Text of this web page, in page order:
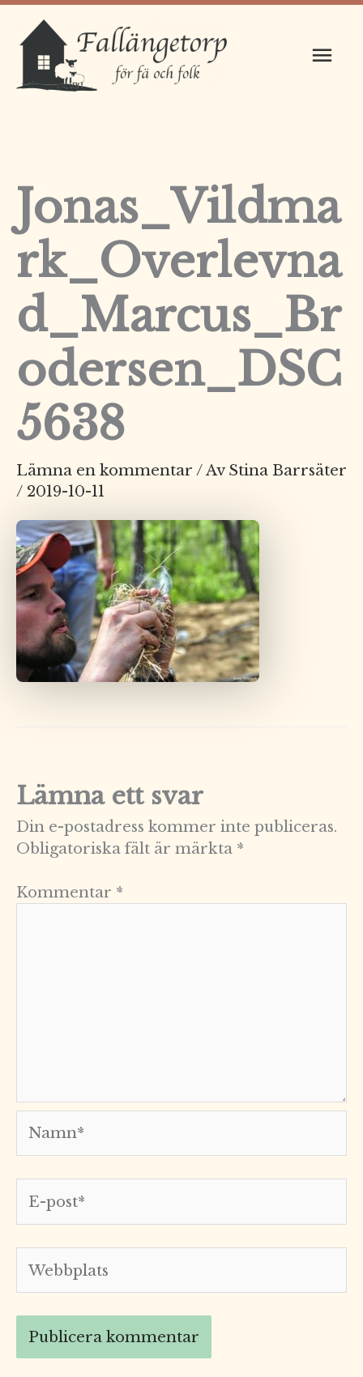
Hoppa
innehåll
Jonas_Vildma
rk_Overlevna
d_Marcus_Br
odersen_DSC
5638
Lämna en kommentar / Av Stina Barrsäter
/ 2019-10-11
Lämna ett svar
Din e-postadress kommer inte publiceras.
Obligatoriska fält är märkta *
Kommentar *
post*